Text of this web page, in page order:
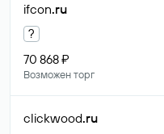
ifcon.ru
?
70 868 ₽
Возможен торг
clickwood.ru